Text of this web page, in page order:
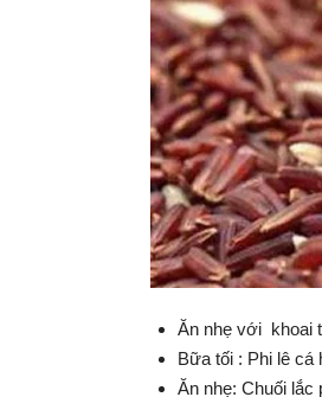
Ăn nhẹ với khoai
Bữa tối : Phi lê cá
Ăn nhẹ: Chuối lắc